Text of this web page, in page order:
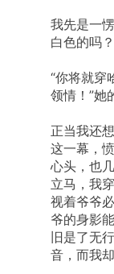
我先是一
白色的吗
“你将就穿
领情！”她
正当我还
这一幕，
心头，也
立马，我
视着爷爷
爷的身影
旧是了无
音，而我